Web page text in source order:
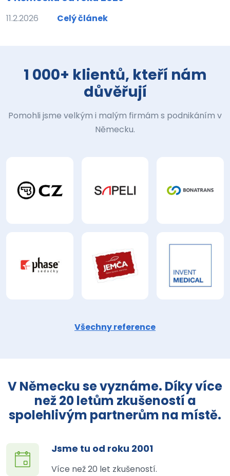
11.2.2026 Celý článek
1 000+ klientů, kteří nám
důvěřují
Pomohli jsme velkým i malým firmám s podnikáním v
Německu.
Všechny reference
V Německu se vyznáme. Díky více
než 20 letům zkušeností a
spolehlivým partnerům na místě.
Jsme tu od roku 2001
Více než 20 let zkušeností.